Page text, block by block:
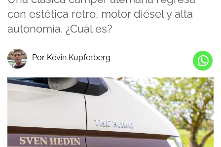
con estética retro, motor diésel y alta
autonomía. ¿Cuál es?
Por Kevin Kupferberg